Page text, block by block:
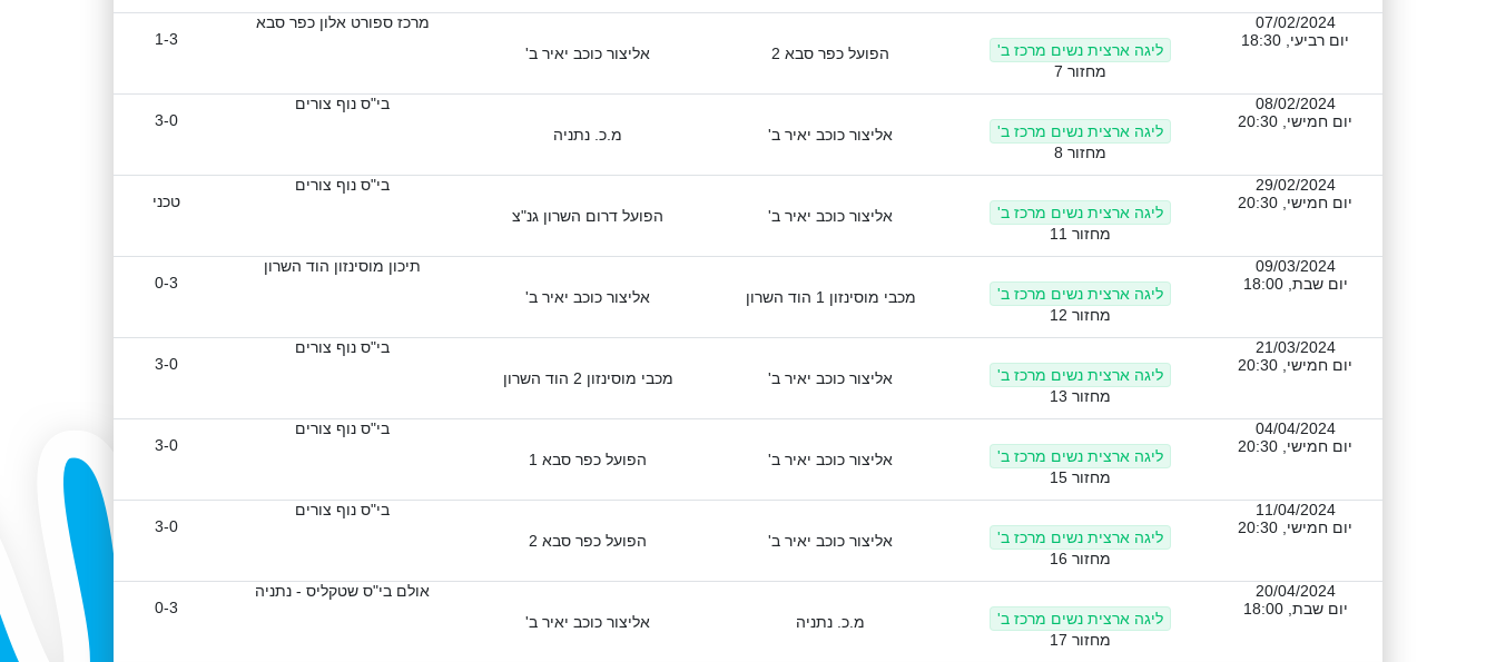
07/02/2024
יום רביעי, 18:30
ליגה ארצית נשים מרכז ב'
מחזור 7
הפועל כפר סבא 2 אליצור כוכב יאיר ב'
מרכז ספורט אלון כפר סבא
1-3
08/02/2024
יום חמישי, 20:30
ליגה ארצית נשים מרכז ב'
מחזור 8
אליצור כוכב יאיר ב' מ.כ. נתניה
בי"ס נוף צורים
3-0
29/02/2024
יום חמישי, 20:30
ליגה ארצית נשים מרכז ב'
מחזור 11
אליצור כוכב יאיר ב' הפועל דרום השרון גנ"צ
בי"ס נוף צורים
טכני
09/03/2024
יום שבת, 18:00
ליגה ארצית נשים מרכז ב'
מחזור 12
מכבי מוסינזון 1 הוד השרון אליצור כוכב יאיר ב'
תיכון מוסינזון הוד השרון
0-3
21/03/2024
יום חמישי, 20:30
ליגה ארצית נשים מרכז ב'
מחזור 13
אליצור כוכב יאיר ב' מכבי מוסינזון 2 הוד השרון
בי"ס נוף צורים
3-0
04/04/2024
יום חמישי, 20:30
ליגה ארצית נשים מרכז ב'
מחזור 15
אליצור כוכב יאיר ב' הפועל כפר סבא 1
בי"ס נוף צורים
3-0
11/04/2024
יום חמישי, 20:30
ליגה ארצית נשים מרכז ב'
מחזור 16
אליצור כוכב יאיר ב' הפועל כפר סבא 2
בי"ס נוף צורים
3-0
20/04/2024
יום שבת, 18:00
ליגה ארצית נשים מרכז ב'
מחזור 17
מ.כ. נתניה אליצור כוכב יאיר ב'
אולם בי"ס שטקליס - נתניה
0-3